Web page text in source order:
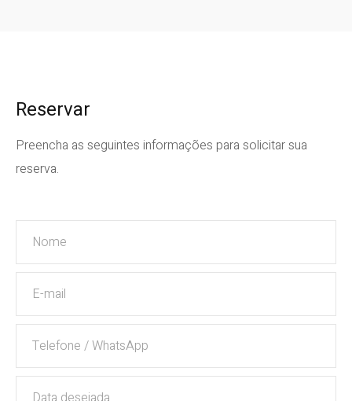
Reservar
Preencha as seguintes informações para solicitar sua
reserva.